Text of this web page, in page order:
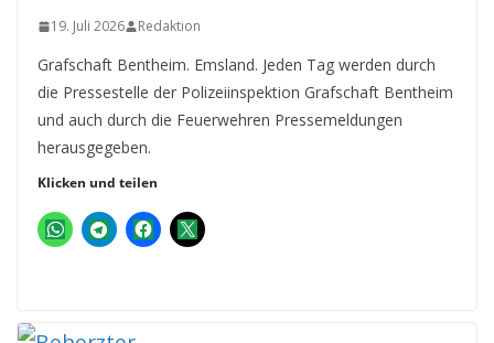
19. Juli 2026 Redaktion
Grafschaft Bentheim. Emsland. Jeden Tag werden durch
die Pressestelle der Polizeiinspektion Grafschaft Bentheim
und auch durch die Feuerwehren Pressemeldungen
herausgegeben.
Klicken und teilen